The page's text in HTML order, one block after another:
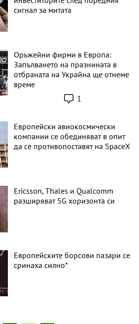
сигнал за митата
Оръжейни фирми в Европа:
Запълването на празнината в
отбраната на Украйна ще отнеме
време
1
Европейски авиокосмически
компании се обединяват в опит
да се противопоставят на SpaceX
Ericsson, Thales и Qualcomm
разширяват 5G хоризонта си
Европейските борсови пазари се
сринаха силно*